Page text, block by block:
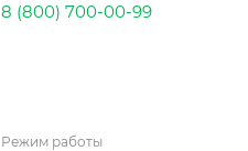
8 (800) 700-00-99
Режим работы